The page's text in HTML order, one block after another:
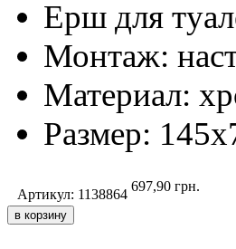
Ерш для
Монтаж:
Материал:
Размер:
Артикул: 1138864
697,90 грн.